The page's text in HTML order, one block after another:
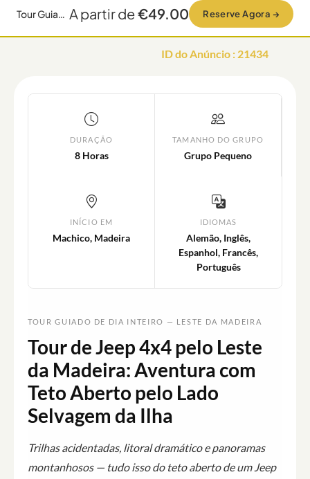
Tour Guiado de Dia Inteiro pelo Leste da Madeira em Jipe 4x4 & Aventura A partir de€49.00 Reserve Agora →
ID do Anúncio : 21434
DURAÇÃO
8 Horas
TAMANHO DO GRUPO
Grupo Pequeno
INÍCIO EM
Machico, Madeira
IDIOMAS
Alemão, Inglês,
Espanhol, Francês,
Português
TOUR GUIADO DE DIA INTEIRO — LESTE DA MADEIRA
Tour de Jeep 4x4 pelo Leste
da Madeira: Aventura com
Teto Aberto pelo Lado
Selvagem da Ilha
Trilhas acidentadas, litoral dramático e panoramas
montanhosos — tudo isso do teto aberto de um Jeep